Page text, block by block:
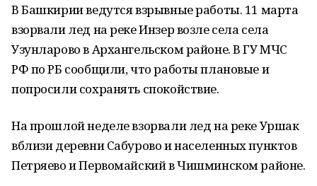
В Башкирии ведутся взрывные работы. 11 марта
взорвали лед на реке Инзер возле села села
Узунларово в Архангельском районе. В ГУ МЧС
РФ по РБ сообщили, что работы плановые и
попросили сохранять спокойствие.
На прошлой неделе взорвали лед на реке Уршак
вблизи деревни Сабурово и населенных пунктов
Петряево и Первомайский в Чишминском районе.